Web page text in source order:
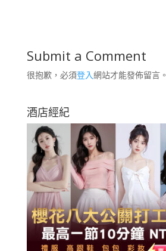
Submit a Comment
很抱歉，必須登入網站才能發佈留言。
酒店經紀